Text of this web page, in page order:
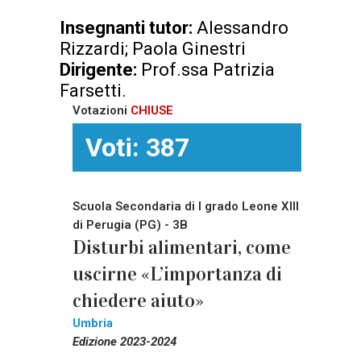
Insegnanti tutor: Alessandro
Rizzardi; Paola Ginestri
Dirigente: Prof.ssa Patrizia
Farsetti.
Votazioni CHIUSE
Voti: 387
Scuola Secondaria di I grado Leone XIII
di Perugia (PG) - 3B
Disturbi alimentari, come
uscirne «L’importanza di
chiedere aiuto»
Umbria
Edizione 2023-2024